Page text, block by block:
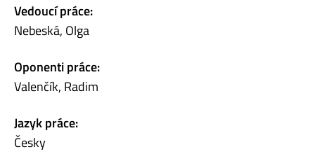
Vedoucí práce:
Nebeská, Olga
Oponenti práce:
Valenčík, Radim
Jazyk práce:
Česky